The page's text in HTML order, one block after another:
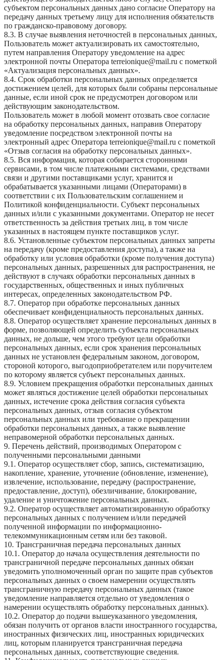
субъектом персональных данных дано согласие Оператору на
передачу данных третьему лицу для исполнения обязательств
по гражданско-правовому договору.
8.3. В случае выявления неточностей в персональных данных,
Пользователь может актуализировать их самостоятельно,
путем направления Оператору уведомление на адрес
электронной почты Оператора terreionique@mail.ru с пометкой
«Актуализация персональных данных».
8.4. Срок обработки персональных данных определяется
достижением целей, для которых были собраны персональные
данные, если иной срок не предусмотрен договором или
действующим законодательством.
Пользователь может в любой момент отозвать свое согласие
на обработку персональных данных, направив Оператору
уведомление посредством электронной почты на
электронный адрес Оператора terreionique@mail.ru с пометкой
«Отзыв согласия на обработку персональных данных».
8.5. Вся информация, которая собирается сторонними
сервисами, в том числе платежными системами, средствами
связи и другими поставщиками услуг, хранится и
обрабатывается указанными лицами (Операторами) в
соответствии с их Пользовательским соглашением и
Политикой конфиденциальности. Субъект персональных
данных и/или с указанными документами. Оператор не несет
ответственность за действия третьих лиц, в том числе
указанных в настоящем пункте поставщиков услуг.
8.6. Установленные субъектом персональных данных запреты
на передачу (кроме предоставления доступа), а также на
обработку или условия обработки (кроме получения доступа)
персональных данных, разрешенных для распространения, не
действуют в случаях обработки персональных данных в
государственных, общественных и иных публичных
интересах, определенных законодательством РФ.
8.7. Оператор при обработке персональных данных
обеспечивает конфиденциальность персональных данных.
8.8. Оператор осуществляет хранение персональных данных в
форме, позволяющей определить субъекта персональных
данных, не дольше, чем этого требуют цели обработки
персональных данных, если срок хранения персональных
данных не установлен федеральным законом, договором,
стороной которого, выгодоприобретателем или поручителем
по которому является субъект персональных данных.
8.9. Условием прекращения обработки персональных данных
может являться достижение целей обработки персональных
данных, истечение срока действия согласия субъекта
персональных данных, отзыв согласия субъектом
персональных данных или требование о прекращении
обработки персональных данных, а также выявление
неправомерной обработки персональных данных.
9. Перечень действий, производимых Оператором с
полученными персональными данными
9.1. Оператор осуществляет сбор, запись, систематизацию,
накопление, хранение, уточнение (обновление, изменение),
извлечение, использование, передачу (распространение,
предоставление, доступ), обезличивание, блокирование,
удаление и уничтожение персональных данных.
9.2. Оператор осуществляет автоматизированную обработку
персональных данных с получением и/или передачей
полученной информации по информационно-
телекоммуникационным сетям или без таковой.
10. Трансграничная передача персональных данных
10.1. Оператор до начала осуществления деятельности по
трансграничной передаче персональных данных обязан
уведомить уполномоченный орган по защите прав субъектов
персональных данных о своем намерении осуществлять
трансграничную передачу персональных данных (такое
уведомление направляется отдельно от уведомления о
намерении осуществлять обработку персональных данных).
10.2. Оператор до подачи вышеуказанного уведомления,
обязан получить от органов власти иностранного государства,
иностранных физических лиц, иностранных юридических
лиц, которым планируется трансграничная передача
персональных данных, соответствующие сведения.